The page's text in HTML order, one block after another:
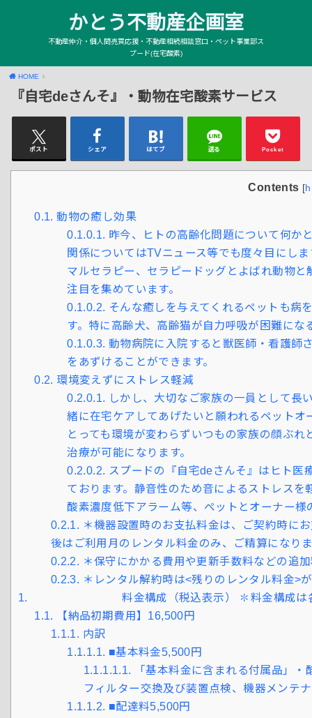
かとう不動産企画室
不動産仲介・個人間売買応援・不動産相続相談窓口・ペット事業部ス
プード(在宅酸素)
HOME
『自宅deさんそ』・動物在宅酸素サービス
ポスト シェア はてブ 送る Pocket
Contents [
0.1. 動物の癒し効果
0.1.0.1. 昨今、ヒトの高齢化問題について何か
関係についてはTVニュース等でも度々目にし
マルセラピー、セラピードッグとよばれ動物
注目を集めています。
0.1.0.2. そんな癒しを与えてくれるペットも病
す。特に高齢犬、高齢猫が自力呼吸が困難に
0.1.0.3. 動物病院に入院すると獣医師・看護師
をあずけることができます。
0.2. 環境変えずにストレス軽減
0.2.0.1. しかし、大切なご家族の一員として長
緒に在宅ケアしてあげたいと願われるペット
とっても環境が変わらずいつもの家族の顔ぶ
治療が可能になります。
0.2.0.2. スプードの『自宅deさんそ』はヒト医
ております。静音性のため音によるストレス
酸素濃度低下アラーム等、ペットとオーナー様
0.2.1. ＊機器設置時のお支払料金は、ご契約時に
後はご利用月のレンタル料金のみ、ご精算になり
0.2.2. ＊保守にかかる費用や更新手数料などの追
0.2.3. ＊レンタル解約時は<残りのレンタル料金>
1. 料金構成（税込表示） ✽料金構成は各ベー
1.1.
【納品初期費用】16,500円
1.1.1. 内訳
1.1.1.1. ■基本料金5,500円
1.1.1.1.1. 「基本料金に含まれる付属品」
フィルター交換及び装置点検、機器メンテ
1.1.1.2. ■配達料5,500円